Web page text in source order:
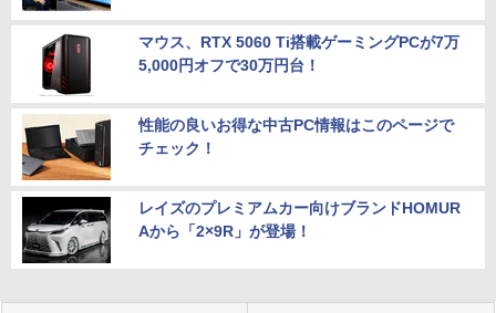
マウス、RTX 5060 Ti搭載ゲーミングPCが7万
5,000円オフで30万円台！
性能の良いお得な中古PC情報はこのページで
チェック！
レイズのプレミアムカー向けブランドHOMUR
Aから「2×9R」が登場！